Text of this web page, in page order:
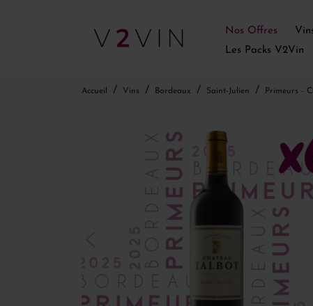
Nos Offres
Les Packs V2Vin
Accueil Vins Bordeaux Saint-Julien Primeurs -